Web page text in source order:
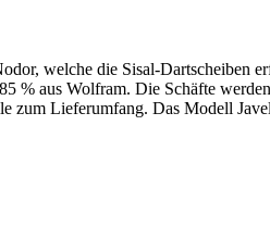
welche die Sisal-Dartscheiben
% aus Wolfram. Die Schäfte
zum Lieferumfang. Das Modell